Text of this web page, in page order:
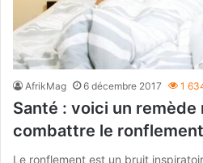
AfrikMag 6 décembre 2017 1
Santé : voici un
combattre le
Le ronflement est un bruit